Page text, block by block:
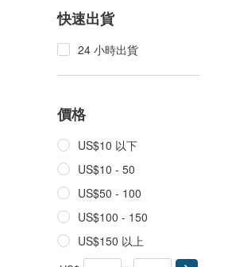
快速出貨
24 小時出貨
價格
US$10 以下
US$10 - 50
US$50 - 100
US$100 - 150
US$150 以上